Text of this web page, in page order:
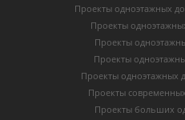
Проекты одноэтажных
Проекты
Проекты
Проекты
Проекты одноэтажных
Проекты
Проекты больших